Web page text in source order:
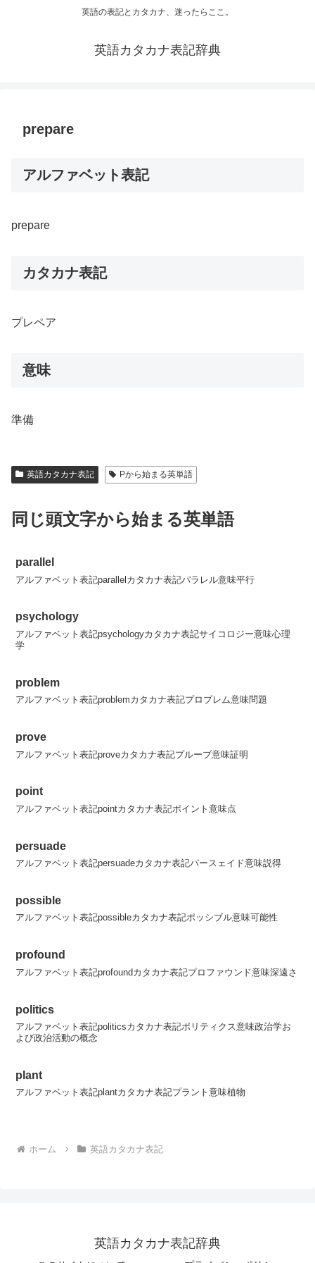
英語の表記とカタカナ、迷ったらここ。
英語カタカナ表記辞典
prepare
アルファベット表記
prepare
カタカナ表記
プレペア
意味
準備
英語カタカナ表記 Pから始まる英単語
同じ頭文字から始まる英単語
parallel
アルファベット表記parallelカタカナ表記パラレル意味平行
psychology
アルファベット表記psychologyカタカナ表記サイコロジー意味心理
学
problem
アルファベット表記problemカタカナ表記プロブレム意味問題
prove
アルファベット表記proveカタカナ表記プルーブ意味証明
point
アルファベット表記pointカタカナ表記ポイント意味点
persuade
アルファベット表記persuadeカタカナ表記パースェイド意味説得
possible
アルファベット表記possibleカタカナ表記ポッシブル意味可能性
profound
アルファベット表記profoundカタカナ表記プロファウンド意味深遠さ
politics
アルファベット表記politicsカタカナ表記ポリティクス意味政治学お
よび政治活動の概念
plant
アルファベット表記plantカタカナ表記プラント意味植物
ホーム 英語カタカナ表記
英語カタカナ表記辞典